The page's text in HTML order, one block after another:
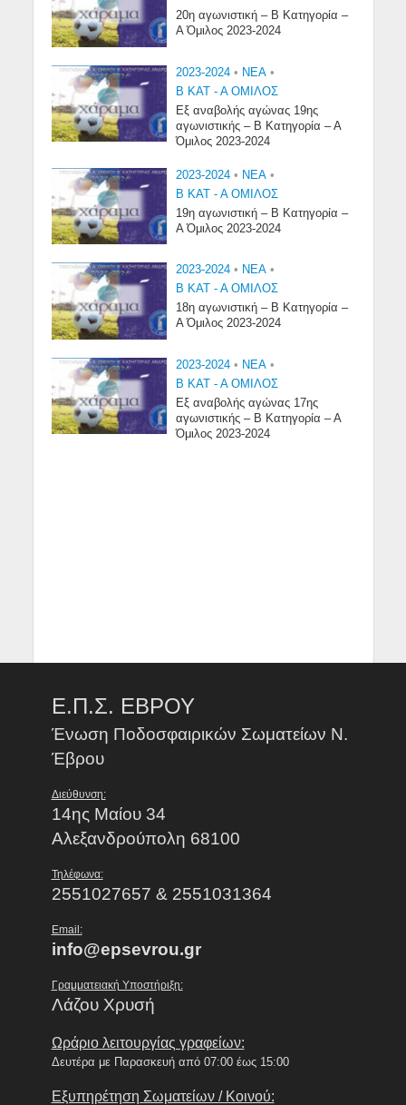
20η αγωνιστική – Β Κατηγορία –
Α Όμιλος 2023-2024
2023-2024 • NEA •
Β ΚΑΤ - Α ΟΜΙΛΟΣ
Εξ αναβολής αγώνας 19ης
αγωνιστικής – Β Κατηγορία – Α
Όμιλος 2023-2024
2023-2024 • NEA •
Β ΚΑΤ - Α ΟΜΙΛΟΣ
19η αγωνιστική – Β Κατηγορία –
Α Όμιλος 2023-2024
2023-2024 • NEA •
Β ΚΑΤ - Α ΟΜΙΛΟΣ
18η αγωνιστική – Β Κατηγορία –
Α Όμιλος 2023-2024
2023-2024 • NEA •
Β ΚΑΤ - Α ΟΜΙΛΟΣ
Εξ αναβολής αγώνας 17ης
αγωνιστικής – Β Κατηγορία – Α
Όμιλος 2023-2024
Ε.Π.Σ. ΕΒΡΟΥ
Ένωση Ποδοσφαιρικών Σωματείων Ν.
Έβρου
Διεύθυνση:
14ης Μαίου 34
Αλεξανδρούπολη 68100
Τηλέφωνα:
2551027657 & 2551031364
Email:
info@epsevrou.gr
Γραμματειακή Υποστήριξη:
Λάζου Χρυσή
Ωράριο λειτουργίας γραφείων:
Δευτέρα με Παρασκευή από 07:00 έως 15:00
Εξυπηρέτηση Σωματείων / Κοινού: